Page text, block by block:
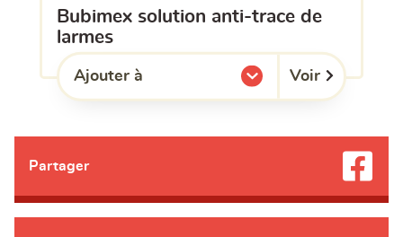
bubimex solution anti-trace de
larmes
Ajouter à
l'une de mes listes. Voir
Partager